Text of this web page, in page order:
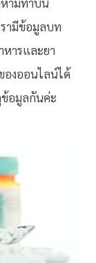
ามีข้อมูลบท
ารและยา
องออนไลน์ได้
อมูลกันค่ะ